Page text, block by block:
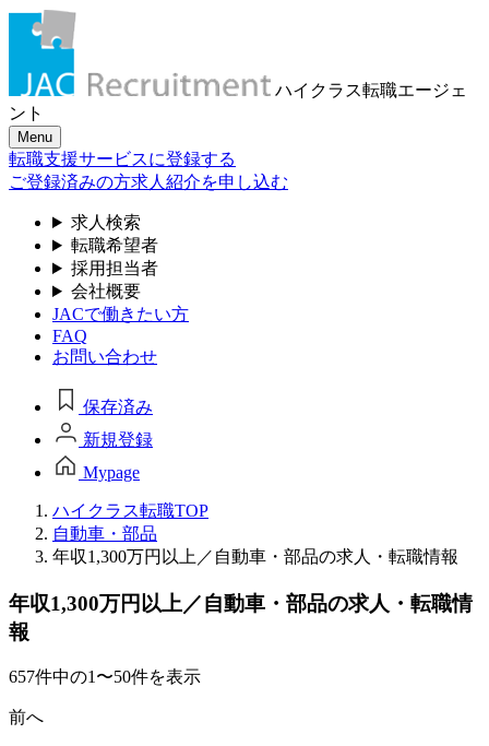
ハイクラス転職エージェ
ント
Menu
転職支援サービスに登録する
ご登録済みの方求人紹介を申し込む
求人検索
転職希望者
採用担当者
会社概要
JACで働きたい方
FAQ
お問い合わせ
保存済み
新規登録
Mypage
ハイクラス転職TOP
自動車・部品
年収1,300万円以上／自動車・部品の求人・転職情報
年収1,300万円以上／自動車・部品の求人・転職情
報
657件中の1〜50件を表示
前へ